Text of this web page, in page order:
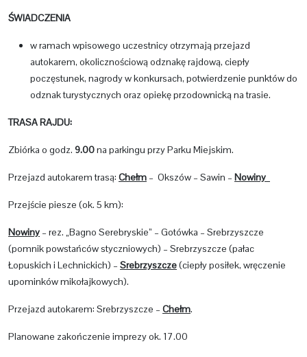
ŚWIADCZENIA
w ramach wpisowego uczestnicy otrzymają przejazd
autokarem, okolicznościową odznakę rajdową, ciepły
poczęstunek, nagrody w konkursach, potwierdzenie punktów do
odznak turystycznych oraz opiekę przodownicką na trasie.
TRASA RAJDU:
Zbiórka o godz. 9.00na parkingu przy Parku Miejskim.
Przejazd autokarem trasą: Chełm – Okszów – Sawin – Nowiny
Przejście piesze (ok. 5 km):
Nowiny – rez. „Bagno Serebryskie” – Gotówka – Srebrzyszcze
(pomnik powstańców styczniowych) – Srebrzyszcze (pałac
Łopuskich i Lechnickich) – Srebrzyszcze(ciepły posiłek, wręczenie
upominków mikołajkowych).
Przejazd autokarem: Srebrzyszcze – Chełm.
Planowane zakończenie imprezy ok. 17.00